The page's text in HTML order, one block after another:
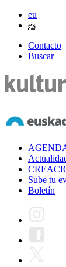
eu
es
Contacto
Buscar
Sube tu
Boletín